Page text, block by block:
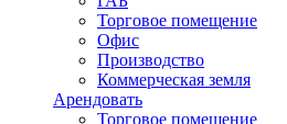
Торговое помещение
Офис
Производство
Коммерческая земля
Арендовать
Торговое помещение